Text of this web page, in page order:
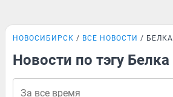
НОВОСИБИРСК ВСЕ НОВОСТИ БЕЛКА
Новости по тэгу Белка